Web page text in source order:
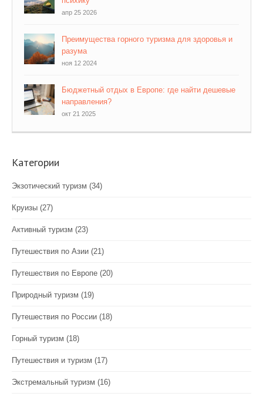
апр 25 2026
Преимущества горного туризма для здоровья и
разума
ноя 12 2024
Бюджетный отдых в Европе: где найти дешевые
направления?
окт 21 2025
Категории
Экзотический туризм (34)
Круизы (27)
Активный туризм (23)
Путешествия по Азии (21)
Путешествия по Европе (20)
Природный туризм (19)
Путешествия по России (18)
Горный туризм (18)
Путешествия и туризм (17)
Экстремальный туризм (16)